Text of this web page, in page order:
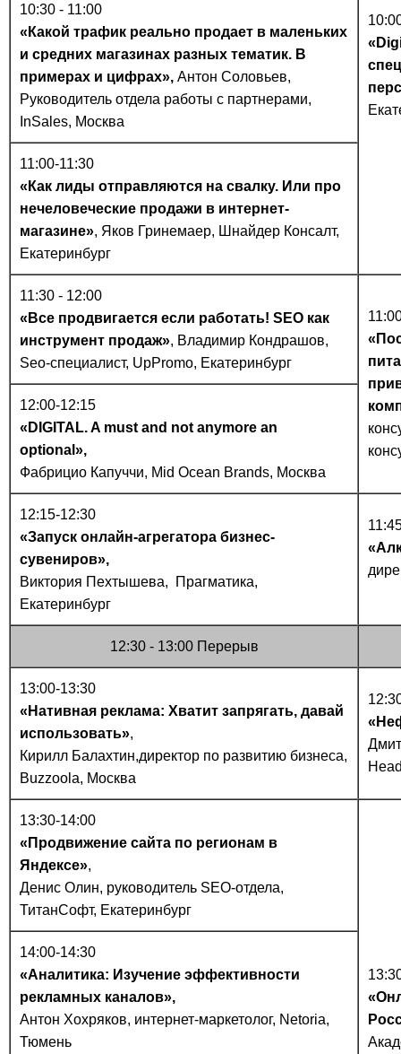
10:30 - 11:00
«Какой трафик реально продает в маленьких
и средних магазинах разных тематик. В
примерах и цифрах», Антон Соловьев,
Руководитель отдела работы с партнерами,
InSales, Москва
11:00-11:30
«Как лиды отправляются на свалку. Или про
нечеловеческие продажи в интернет-
магазине», Яков Гринемаер, Шнайдер Консалт,
Екатеринбург
11:30 - 12:00
«Все продвигается если работать! SEO как
инструмент продаж», Владимир Кондрашов,
Seo-специалист, UpPromo, Екатеринбург
12:00-12:15
«DIGITAL. A must and not anymore an
optional»,
Фабрицио Капуччи, Mid Ocean Brands, Москва
12:15-12:30
«Запуск онлайн-агрегатора бизнес-
сувениров»,
Виктория Пехтышева, Прагматика,
Екатеринбург
12:30 - 13:00 Перерыв
13:00-13:30
«Нативная реклама: Хватит запрягать, давай
использовать»,
Кирилл Балахтин,директор по развитию бизнеса,
Buzzoola, Москва
13:30-14:00
«Продвижение сайта по регионам в
Яндексе»,
Денис Олин, руководитель SEO-отдела,
ТитанСофт, Екатеринбург
14:00-14:30
«Аналитика: Изучение эффективности
рекламных каналов»,
Антон Хохряков, интернет-маркетолог, Netoria,
Тюмень